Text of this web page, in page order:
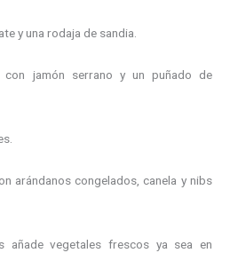
y una rodaja de sandia.
con jamón serrano y un puñado de
arándanos congelados, canela y nibs
añade vegetales frescos ya sea en